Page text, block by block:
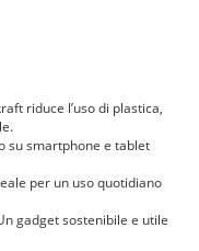
riduce l’uso di plastica,
su smartphone e tablet
per un uso quotidiano
gadget sostenibile e utile